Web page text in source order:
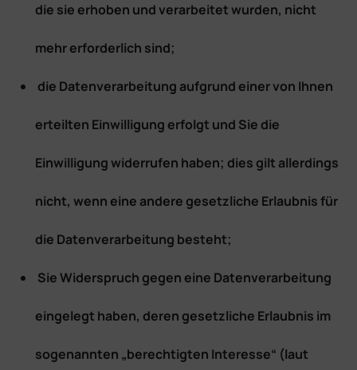
die sie erhoben und verarbeitet wurden, nicht
mehr erforderlich sind;
die Datenverarbeitung aufgrund einer von Ihnen
erteilten Einwilligung erfolgt und Sie die
Einwilligung widerrufen haben; dies gilt allerdings
nicht, wenn eine andere gesetzliche Erlaubnis für
die Datenverarbeitung besteht;
Sie Widerspruch gegen eine Datenverarbeitung
eingelegt haben, deren gesetzliche Erlaubnis im
sogenannten „berechtigten Interesse“ (laut